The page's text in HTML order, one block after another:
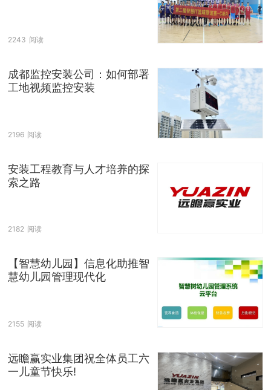
2243 阅读
成都监控安装公司：如何部署
工地视频监控安装
2196 阅读
安装工程教育与人才培养的探
索之路
2182 阅读
【智慧幼儿园】信息化助推智
慧幼儿园管理现代化
2155 阅读
远瞻赢实业集团祝全体员工六
一儿童节快乐!